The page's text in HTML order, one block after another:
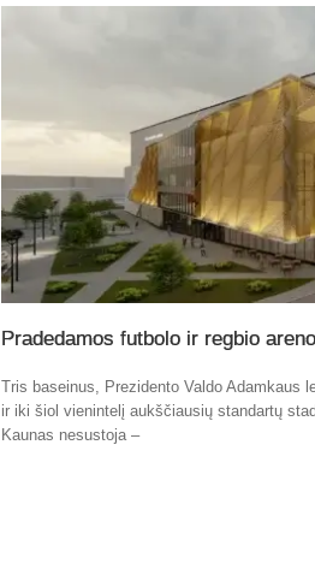
Pradedamos futbolo ir regbio
Tris baseinus, Prezidento Valdo Adamkaus
ir iki šiol vienintelį aukščiausių standartų
Kaunas nesustoja –